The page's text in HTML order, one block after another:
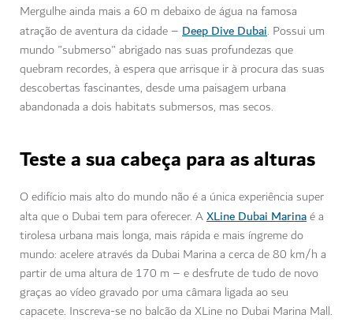
Mergulhe ainda mais a 60 m debaixo de água na famosa
atração de aventura da cidade – Deep Dive Dubai. Possui um
mundo "submerso" abrigado nas suas profundezas que
quebram recordes, à espera que arrisque ir à procura das suas
descobertas fascinantes, desde uma paisagem urbana
abandonada a dois habitats submersos, mas secos.
Teste a sua cabeça para as alturas
O edifício mais alto do mundo não é a única experiência super
alta que o Dubai tem para oferecer. AXLine Dubai Marinaé a
tirolesa urbana mais longa, mais rápida e mais íngreme do
mundo: acelere através da Dubai Marina a cerca de 80 km/h a
partir de uma altura de 170 m – e desfrute de tudo de novo
graças ao vídeo gravado por uma câmara ligada ao seu
capacete. Inscreva-se no balcão da XLine no Dubai Marina Mall.